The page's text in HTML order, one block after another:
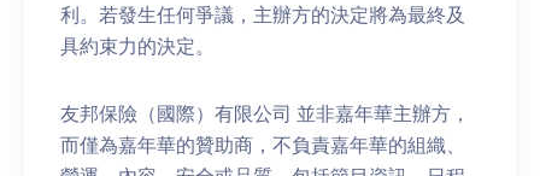
利。若發生任何爭議，主辦方的決定將為最終及
具約束力的決定。
友邦保險（國際）有限公司 並非嘉年華主辦方，
而僅為嘉年華的贊助商，不負責嘉年華的組織、